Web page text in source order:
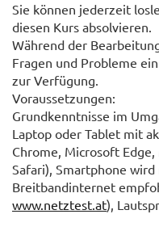
Sie können jederzeit
diesen Kurs absolvieren.
Während der
Fragen und Probleme
zur Verfügung.
Voraussetzungen:
Grundkenntnisse im
Laptop oder Tablet mit
Chrome, Microsoft
Safari), Smartphone
Breitbandinternet
www.netztest.at),